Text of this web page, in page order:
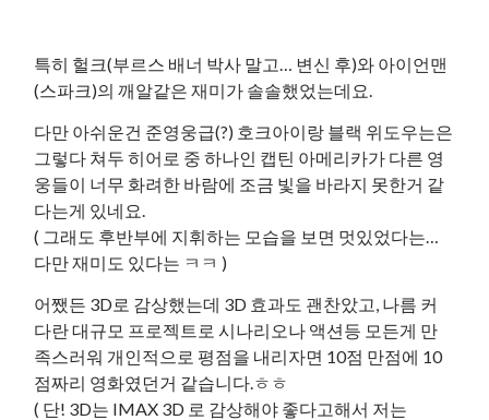
특히 헐크(부르스 배너 박사 말고… 변신 후)와 아이언맨
(스파크)의 깨알같은 재미가 솔솔했었는데요.
다만 아쉬운건 준영웅급(?) 호크아이랑 블랙 위도우는은
그렇다 쳐두 히어로 중 하나인 캡틴 아메리카가 다른 영
웅들이 너무 화려한 바람에 조금 빛을 바라지 못한거 같
다는게 있네요.
( 그래도 후반부에 지휘하는 모습을 보면 멋있었다는…
다만 재미도 있다는 ㅋㅋ )
어쨌든 3D로 감상했는데 3D 효과도 괜찬았고, 나름 커
다란 대규모 프로젝트로 시나리오나 액션등 모든게 만
족스러워 개인적으로 평점을 내리자면 10점 만점에 10
점짜리 영화였던거 같습니다.ㅎㅎ
( 단! 3D는 IMAX 3D 로 감상해야 좋다고해서 저는